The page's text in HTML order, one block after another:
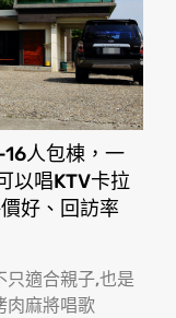
16人包棟，一
以唱KTV卡拉
好、回訪率
只適合親子,也是
肉麻將唱歌